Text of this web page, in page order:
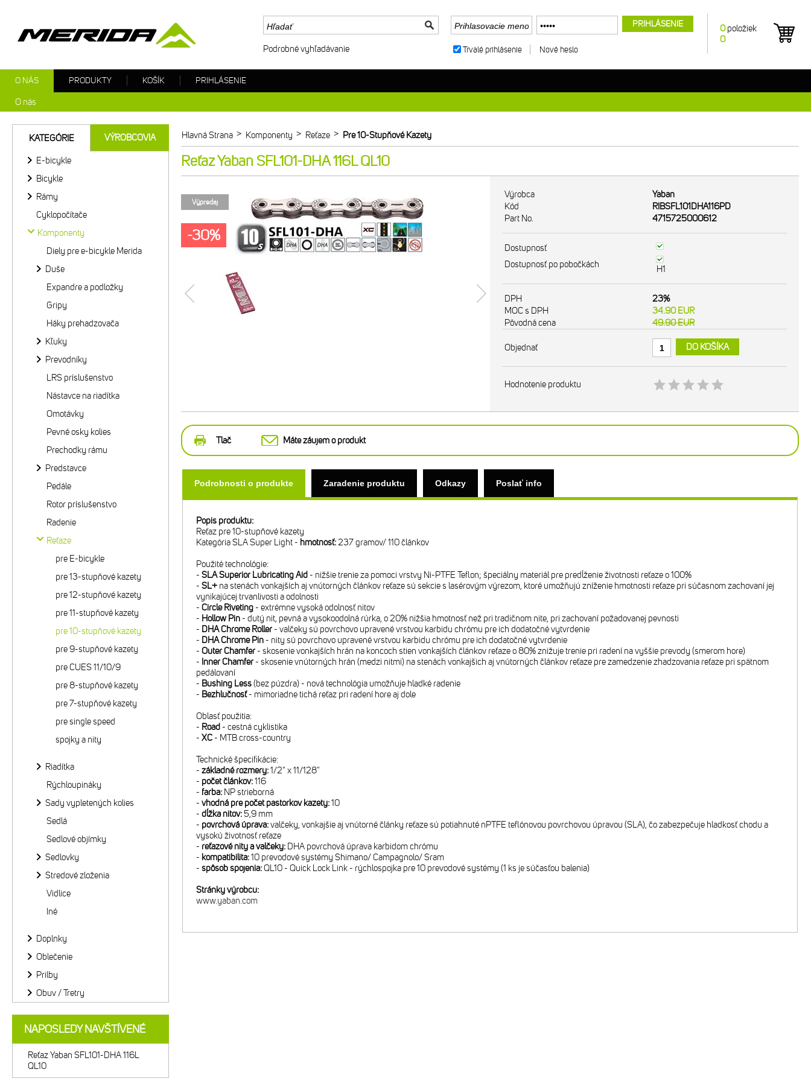
Hlavná Strana > Komponenty > Reťaze > Pre 10-Stupňové Kazety
Reťaz Yaban SFL101-DHA 116L QL10
Výpredaj
-30%
Výrobca
Yaban
Kód
RIBSFL101DHA116PD
Part No.
4715725000612
Dostupnosť
Dostupnosť po pobočkách
H1
DPH
23%
MOC s DPH
34.90EUR
Pôvodná cena
49.90EUR
Objednať DO KOŠÍKA
Hodnotenie produktu
Tlač Máte záujem o produkt
Podrobnosti o produkte Zaradenie produktu Odkazy Poslať info
Popis produktu:
Reťaz pre 10-stupňové kazety
Kategória SLA Super Light - hmotnosť:237 gramov/ 110 článkov
Použité technológie:
- SLA Superior Lubricating Aid - nižšie trenie za pomoci vrstvy Ni-PTFE Teflon; špeciálny materiál pre predĺženie životnosti reťaze o 100%
- SL+ na stenách vonkajších aj vnútorných článkov reťaze sú sekcie s lasérovým výrezom, ktoré umožňujú zníženie hmotnosti reťaze pri súčasnom zachovaní jej
vynikajúcej trvanlivosti a odolnosti
- Circle Riveting - extrémne vysoká odolnosť nitov
- Hollow Pin - dutý nit, pevná a vysokoodolná rúrka, o 20% nižšia hmotnosť než pri tradičnom nite, pri zachovaní požadovanej pevnosti
- DHA Chrome Roller - valčeky sú povrchovo upravené vrstvou karbidu chrómu pre ich dodatočné vytvrdenie
- DHA Chrome Pin - nity sú povrchovo upravené vrstvou karbidu chrómu pre ich dodatočné vytvrdenie
- Outer Chamfer - skosenie vonkajších hrán na koncoch stien vonkajších článkov reťaze o 80% znižuje trenie pri radení na vyššie prevody (smerom hore)
- Inner Chamfer - skosenie vnútorných hrán (medzi nitmi) na stenách vonkajšich aj vnútorných článkov reťaze pre zamedzenie zhadzovania reťaze pri spätnom
pedálovaní
- Bushing Less(bez púzdra) - nová technológia umožňuje hladké radenie
- Bezhlučnosť- mimoriadne tichá reťaz pri radení hore aj dole
Oblasť použitia:
- Road - cestná cyklistika
- XC - MTB cross-country
Technické špecifikácie:
- základné rozmery:1/2" x 11/128"
- počet článkov:116
- farba: NP strieborná
- vhodná pre počet pastorkov kazety:10
- dĺžka nitov: 5,9 mm
- povrchová úprava:valčeky, vonkajšie aj vnútorné články reťaze sú potiahnuté nPTFE teflónovou povrchovou úpravou (SLA), čo zabezpečuje hladkosť chodu a
vysokú životnosť reťaze
- reťazové nity a valčeky: DHA povrchová úprava karbidom chrómu
- kompatibilita:10 prevodové systémy Shimano/ Campagnolo/ Sram
- spôsob spojenia:QL10 - Quick Lock Link - rýchlospojka pre 10 prevodové systémy (1 ks je súčasťou balenia)
Stránky výrobcu:
www.yaban.com
KATEGÓRIE VÝROBCOVIA
E-bicykle
Bicykle
Rámy
Cyklopočítače
Komponenty
Diely pre e-bicykle Merida
Duše
Expandre a podložky
Gripy
Háky prehadzovača
Kľuky
Prevodníky
LRS príslušenstvo
Nástavce na riadítka
Omotávky
Pevné osky kolies
Prechodky rámu
Predstavce
Pedále
Rotor príslušenstvo
Radenie
Reťaze
pre E-bicykle
pre 13-stupňové kazety
pre 12-stupňové kazety
pre 11-stupňové kazety
pre 10-stupňové kazety
pre 9-stupňové kazety
pre CUES 11/10/9
pre 8-stupňové kazety
pre 7-stupňové kazety
pre single speed
spojky a nity
Riadítka
Rýchloupináky
Sady vypletených kolies
Sedlá
Sedlové objímky
Sedlovky
Stredové zloženia
Vidlice
Iné
Doplnky
Oblečenie
Prilby
Obuv / Tretry
NAPOSLEDY NAVŠTÍVENÉ
Reťaz Yaban SFL101-DHA 116L
QL10
Podrobné vyhľadávanie
O NÁS
O nás
PRODUKTY KOŠÍK PRIHLÁSENIE
0 položiek
0
PRIHLÁSENIE
Trvalé prihlásenie Nové heslo